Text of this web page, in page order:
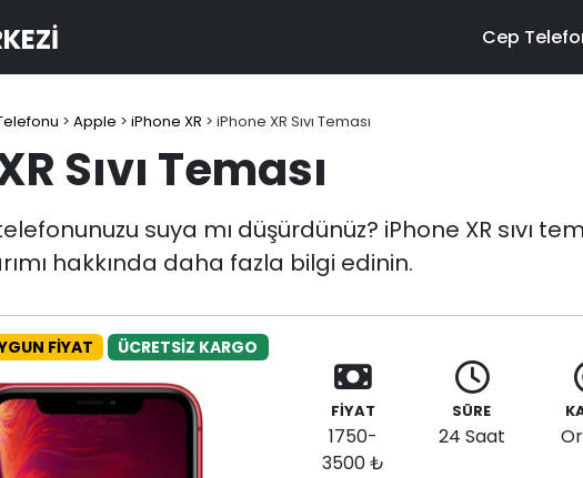
Cep
> Apple > iPhone XR > iPhone XR Sıvı Teması
Sıvı Teması
suya mı düşürdünüz? iPhone XR sıvı
hakkında daha fazla bilgi edinin.
FİYAT ÜCRETSİZ KARGO
FİYAT
1750-
3500 ₺
SÜRE
24 Saat